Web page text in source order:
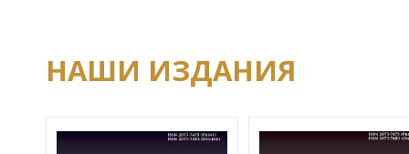
НАШИ ИЗДАНИЯ